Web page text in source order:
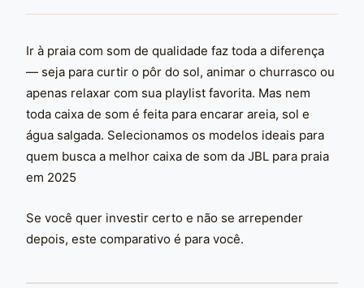
Ir à praia com som de qualidade faz toda a diferença
— seja para curtir o pôr do sol, animar o churrasco ou
apenas relaxar com sua playlist favorita. Mas nem
toda caixa de som é feita para encarar areia, sol e
água salgada. Selecionamos os modelos ideais para
quem busca a melhor caixa de som da JBL para praia
em 2025
Se você quer investir certo e não se arrepender
depois, este comparativo é para você.